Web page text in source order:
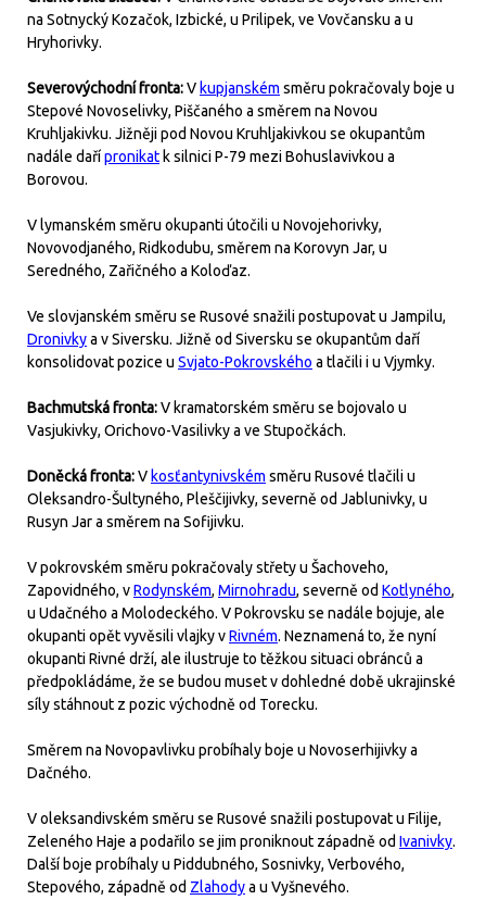
na Sotnycký Kozačok, Izbické, u Prilipek, ve Vovčansku a u
Hryhorivky.
Severovýchodní fronta:V kupjanském směru pokračovaly boje u
Stepové Novoselivky, Piščaného a směrem na Novou
Kruhljakivku. Jižněji pod Novou Kruhljakivkou se okupantům
nadále dařípronikat k silnici P-79 mezi Bohuslavivkou a
Borovou.
V lymanském směru okupanti útočili u Novojehorivky,
Novovodjaného, Ridkodubu, směrem na Korovyn Jar, u
Seredného, Zařičného a Koloďaz.
Ve slovjanském směru se Rusové snažili postupovat u Jampilu,
Dronivkya v Siversku. Jižně od Siversku se okupantům daří
konsolidovat pozice u Svjato-Pokrovského a tlačili i u Vjymky.
Bachmutská fronta:V kramatorském směru se bojovalo u
Vasjukivky, Orichovo-Vasilivky a ve Stupočkách.
Doněcká fronta:V kosťantynivském směru Rusové tlačili u
Oleksandro-Šultyného, Pleščijivky, severně od Jablunivky, u
Rusyn Jar a směrem na Sofijivku.
V pokrovském směru pokračovaly střety u Šachoveho,
Zapovidného, vRodynském, Mirnohradu, severně od Kotlyného,
u Udačného a Molodeckého. V Pokrovsku se nadále bojuje, ale
okupanti opět vyvěsili vlajky vRivném. Neznamená to, že nyní
okupanti Rivné drží, ale ilustruje to těžkou situaci obránců a
předpokládáme, že se budou muset v dohledné době ukrajinské
síly stáhnout z pozic východně od Torecku.
Směrem na Novopavlivku probíhaly boje u Novoserhijivky a
Dačného.
V oleksandivském směru se Rusové snažili postupovat u Filije,
Zeleného Haje a podařilo se jim proniknout západně od Ivanivky.
Další boje probíhaly u Piddubného, Sosnivky, Verbového,
Stepového, západně od Zlahodya u Vyšnevého.